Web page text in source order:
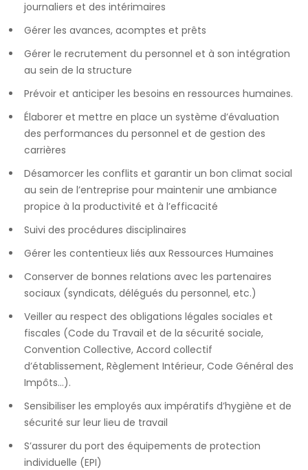
journaliers et des intérimaires
Gérer les avances, acomptes et prêts
Gérer le recrutement du personnel et à son intégration
au sein de la structure
Prévoir et anticiper les besoins en ressources humaines.
Élaborer et mettre en place un système d’évaluation
des performances du personnel et de gestion des
carrières
Désamorcer les conflits et garantir un bon climat social
au sein de l’entreprise pour maintenir une ambiance
propice à la productivité et à l’efficacité
Suivi des procédures disciplinaires
Gérer les contentieux liés aux Ressources Humaines
Conserver de bonnes relations avec les partenaires
sociaux (syndicats, délégués du personnel, etc.)
Veiller au respect des obligations légales sociales et
fiscales (Code du Travail et de la sécurité sociale,
Convention Collective, Accord collectif
d’établissement, Règlement Intérieur, Code Général des
Impôts…).
Sensibiliser les employés aux impératifs d’hygiène et de
sécurité sur leur lieu de travail
S’assurer du port des équipements de protection
individuelle (EPI)